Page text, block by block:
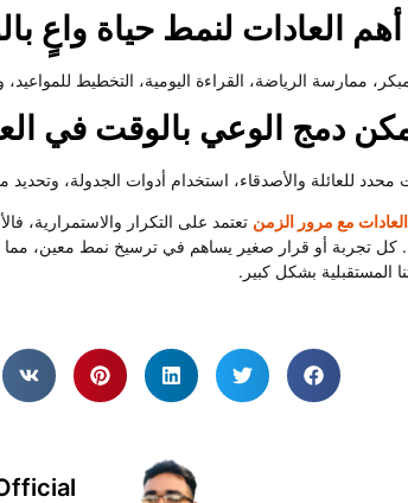
العادات لنمط حياة واعٍ
ممارسة الرياضة، القراءة اليومية، التخطيط للمواعيد،
دمج الوعي بالوقت في
للعائلة والأصدقاء، استخدام أدوات الجدولة، وتحديد
مع مرور الزمن تعتمد على التكرار والاستمرارية،
كل تجربة أو قرار صغير يساهم في ترسيخ نمط معين، مما
المستقبلية بشكل كبير.